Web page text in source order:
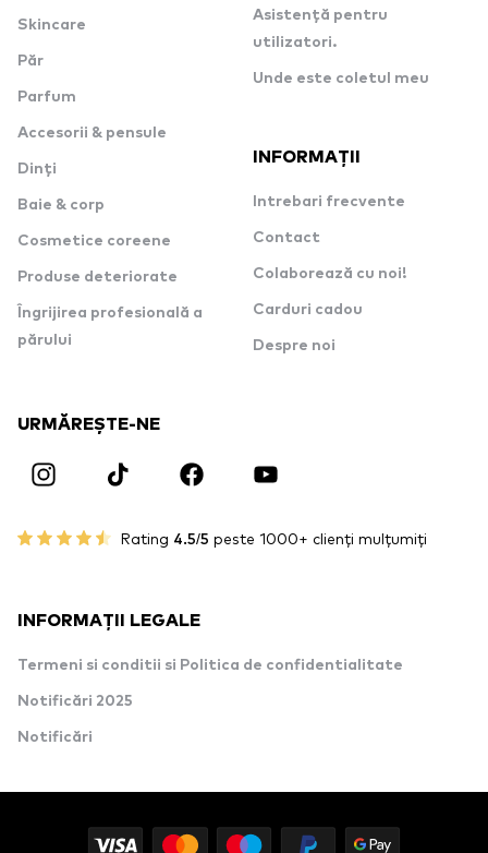
Skincare
Păr
Parfum
Accesorii & pensule
Dinți
Baie & corp
Cosmetice coreene
Produse deteriorate
Îngrijirea profesională a
părului
Asistență pentru
utilizatori.
Unde este coletul meu
INFORMAȚII
Intrebari frecvente
Contact
Colaborează cu noi!
Carduri cadou
Despre noi
URMĂREȘTE-NE
Rating 4.5/5 peste 1000+ clienți mulțumiți
INFORMAȚII LEGALE
Termeni si conditii si Politica de confidentialitate
Notificări 2025
Notificări